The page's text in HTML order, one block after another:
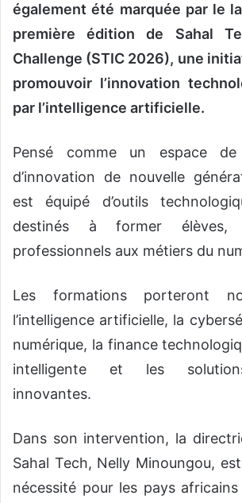
également été marquée par le
première édition de Sahal
Challenge (STIC 2026), une
promouvoir l’innovation
par l’intelligence artificielle.
Pensé comme un espace
d’innovation de nouvelle
est équipé d’outils
destinés à former élèves,
professionnels aux métiers du
Les formations porteront
l’intelligence artificielle, la
numérique, la finance
intelligente et les
innovantes.
Dans son intervention, la
Sahal Tech, Nelly Minoungou,
nécessité pour les pays africains